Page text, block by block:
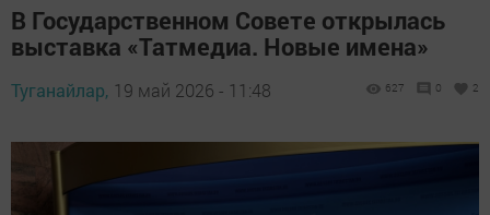
В Государственном Совете открылась
выставка «Татмедиа. Новые имена»
Туганайлар, 19 май 2026 - 11:48 627 0 2